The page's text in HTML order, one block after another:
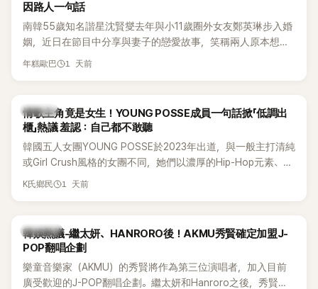
因路人一句話
南韓55歲知名諧星沈賢燮去年與小11歲圈外女友鄭英琳步入婚
姻，近日在節目中分享與妻子的戀愛故事，笑稱兩人原本想享
受兩人世界，沒想到站在飯店門口時竟被路人認出，還一路替
年糕歐巴 1 天前
K-POP
情歌主角竟是女生！YOUNG POSSE成員一句話掀「低調出
櫃」熱議 羞認：自己都不敢聽
韓國五人女團YOUNG POSSE於2023年出道，與一般主打清純
或Girl Crush風格的女團不同，她們以濃厚的Hip-Hop元素、自
創Rap及成員親自參與創作為特色，MV也融入美式街頭、塗
為第五代女團中極具辨識度的新生代代表之一。
K氏鄉民 1 天前
熱議討論
韓娛熱議-繼太妍、HANRORO後！AKMU秀賢確定加盟J-
POP翻唱企劃
樂童音樂家（AKMU）的秀賢將作為第三位演唱者，加入目前
廣受歡迎的J-POP翻唱企劃。繼太妍和Hanroro之後，秀賢已